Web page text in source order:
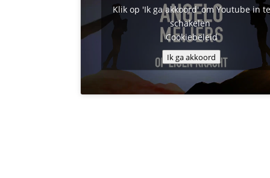
Klik op 'Ik ga akkoord' om Youtube in te
schakelen
Cookiebeleid
Ik ga akkoord